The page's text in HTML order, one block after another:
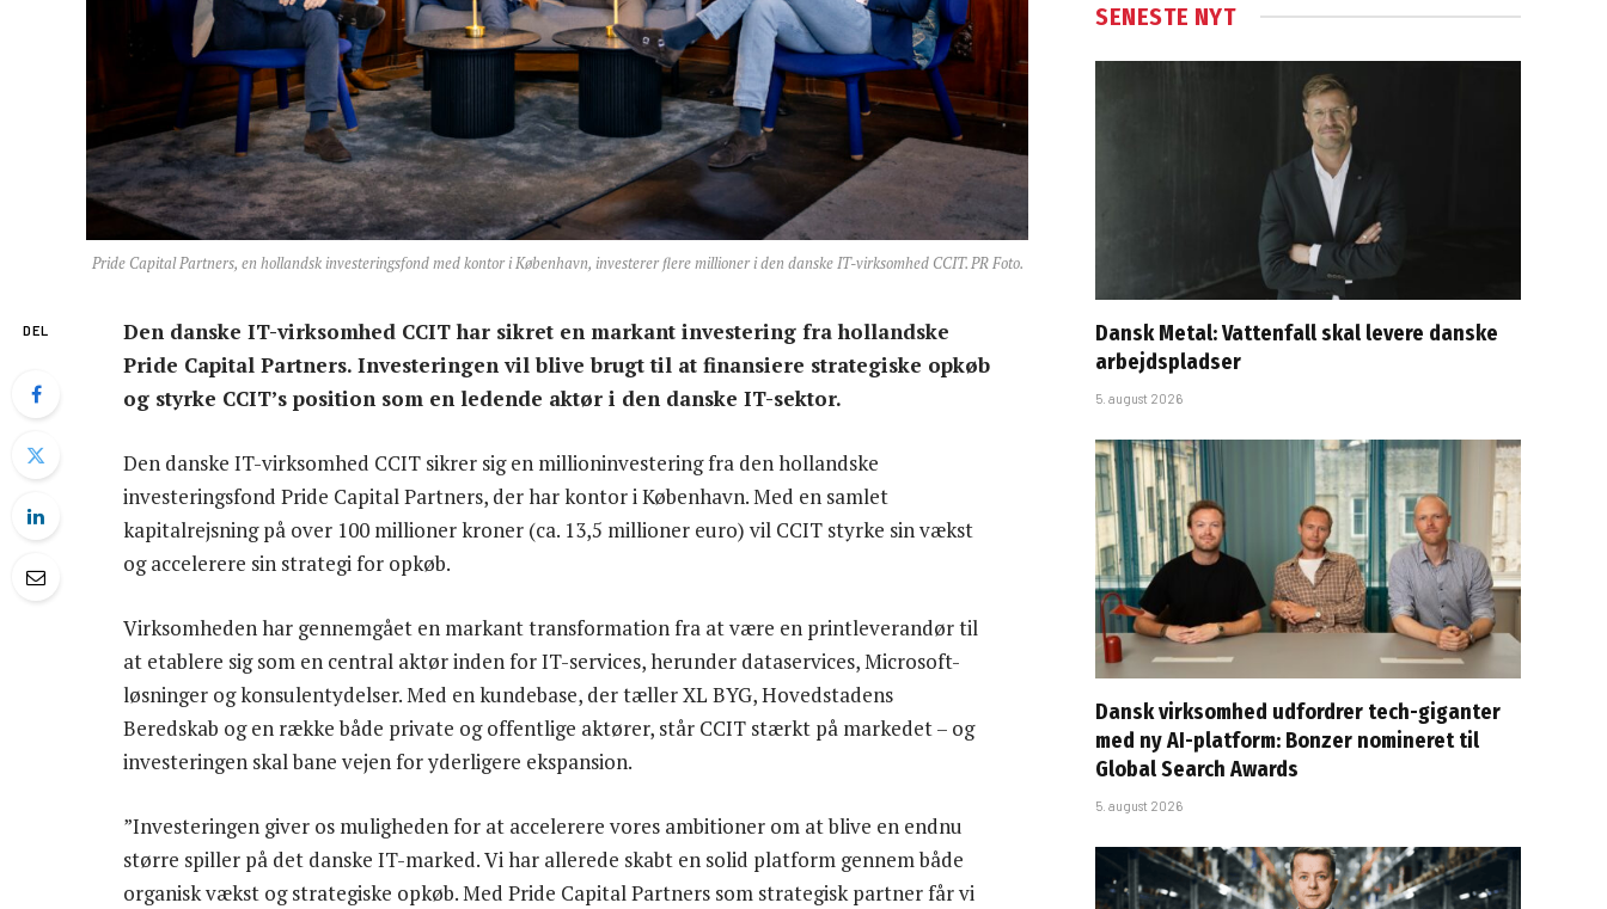
Pride Capital Partners, en hollandsk investeringsfond med kontor i København, investerer flere millioner i den danske IT-virksomhed CCIT. PR Foto.
DEL
Den danske IT-virksomhed CCIT har sikret en markant investering fra hollandske
Pride Capital Partners. Investeringen vil blive brugt til at finansiere strategiske opkøb
og styrke CCIT’s position som en ledende aktør i den danske IT-sektor.
Den danske IT-virksomhed CCIT sikrer sig en millioninvestering fra den hollandske
investeringsfond Pride Capital Partners, der har kontor i København. Med en samlet
kapitalrejsning på over 100 millioner kroner (ca. 13,5 millioner euro) vil CCIT styrke sin vækst
og accelerere sin strategi for opkøb.
Virksomheden har gennemgået en markant transformation fra at være en printleverandør til
at etablere sig som en central aktør inden for IT-services, herunder dataservices, Microsoft-
løsninger og konsulentydelser. Med en kundebase, der tæller XL BYG, Hovedstadens
Beredskab og en række både private og offentlige aktører, står CCIT stærkt på markedet – og
investeringen skal bane vejen for yderligere ekspansion.
”Investeringen giver os muligheden for at accelerere vores ambitioner om at blive en endnu
større spiller på det danske IT-marked. Vi har allerede skabt en solid platform gennem både
organisk vækst og strategiske opkøb. Med Pride Capital Partners som strategisk partner får vi
SENESTE NYT
Dansk Metal: Vattenfall skal levere danske
arbejdspladser
5. august 2026
Dansk virksomhed udfordrer tech-giganter
med ny AI-platform: Bonzer nomineret til
Global Search Awards
5. august 2026